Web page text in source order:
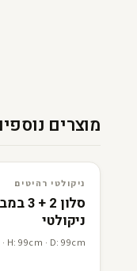
מוצרים
3D · AR
ניקולטי רהיטים
ניקולטי רהיטים
ניקולטי
H: 99cm · D: 99cm